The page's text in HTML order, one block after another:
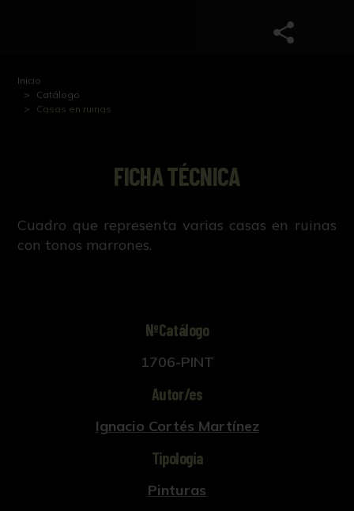
Inicio
Catálogo
Casas en ruinas
FICHA TÉCNICA
Cuadro que representa varias casas en ruinas
con tonos marrones.
NºCatálogo
1706-PINT
Autor/es
Ignacio Cortés Martínez
Tipología
Pinturas